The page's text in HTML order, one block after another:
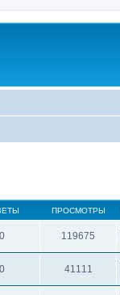
ПРОСМОТРЫ
0 119675
0 41111